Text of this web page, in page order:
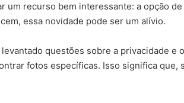
um recurso bem interessante: a opção
essa novidade pode ser um alívio.
questões sobre a privacidade
fotos específicas. Isso significa